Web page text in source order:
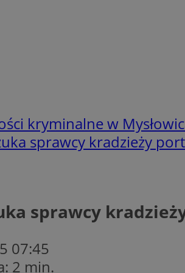
kryminalne w
sprawcy kradzieży
sprawcy
07:45
2 min.